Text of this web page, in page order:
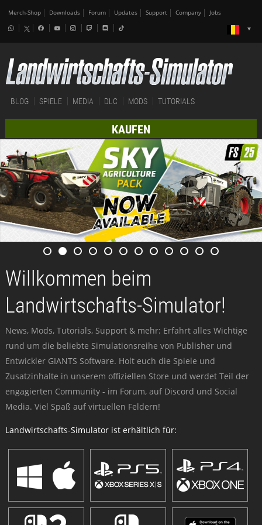
Merch-Shop Downloads Forum Updates Support Company Jobs
BLOG SPIELE MEDIA DLC MODS TUTORIALS
KAUFEN
Willkommen beim
Landwirtschafts-Simulator!
News, Mods, Tutorials, Support & mehr: Erfahrt alles Wichtige
rund um die beliebte Simulationsreihe von Publisher und
Entwickler GIANTS Software. Holt euch die Spiele und
Zusatzinhalte in unserem offiziellen Store und werdet Teil der
engagierten Community - im Forum, auf Discord und Social
Media. Viel Spaß auf virtuellen Feldern!
Landwirtschafts-Simulator ist erhältlich für: